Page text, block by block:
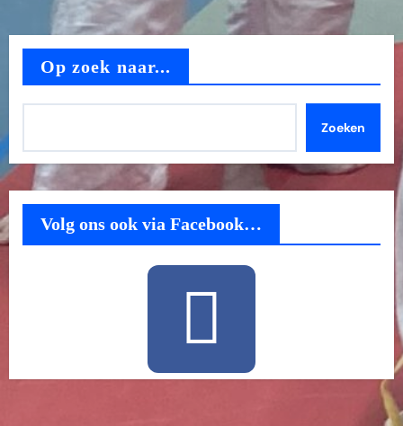
Op zoek naar...
Zoeken
Volg ons ook via Facebook…